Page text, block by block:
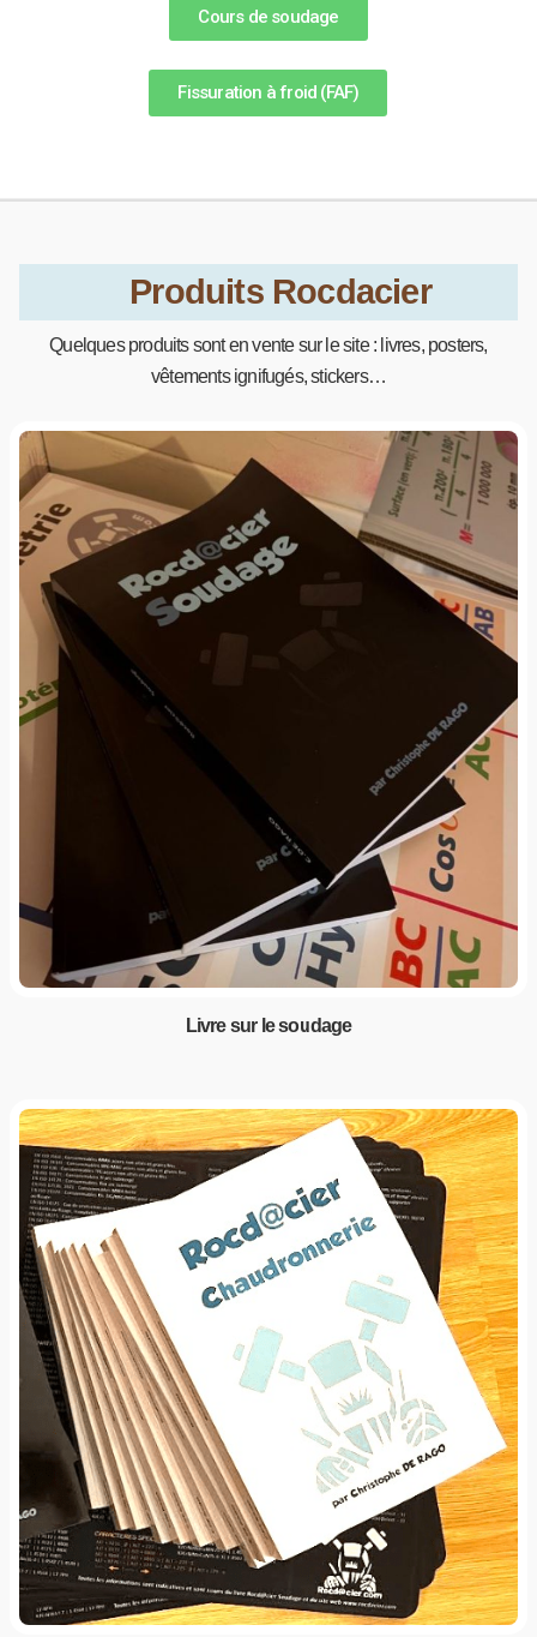
Cours de soudage
Fissuration à froid (FAF)
Produits Rocdacier
Quelques produits sont en vente sur le site : livres, posters,
vêtements ignifugés, stickers…
Livre sur le soudage